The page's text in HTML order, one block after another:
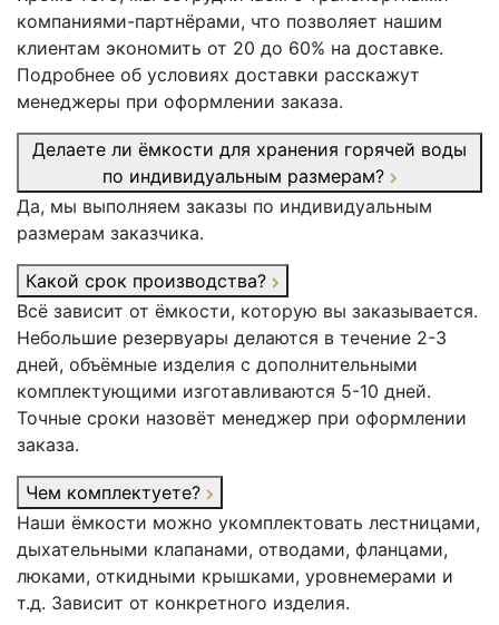
компаниями-партнёрами, что позволяет нашим
клиентам экономить от 20 до 60% на доставке.
Подробнее об условиях доставки расскажут
менеджеры при оформлении заказа.
Делаете ли ёмкости для хранения горячей воды
по индивидуальным размерам?
Да, мы выполняем заказы по индивидуальным
размерам заказчика.
Какой срок производства?
Всё зависит от ёмкости, которую вы заказывается.
Небольшие резервуары делаются в течение 2-3
дней, объёмные изделия с дополнительными
комплектующими изготавливаются 5-10 дней.
Точные сроки назовёт менеджер при оформлении
заказа.
Чем комплектуете?
Наши ёмкости можно укомплектовать лестницами,
дыхательными клапанами, отводами, фланцами,
люками, откидными крышками, уровнемерами и
т.д. Зависит от конкретного изделия.